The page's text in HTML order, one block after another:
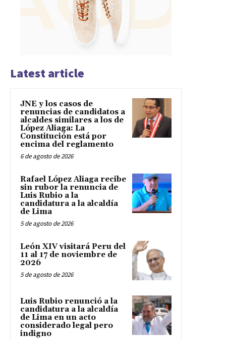
Latest article
JNE y los casos de
renuncias de candidatos a
alcaldes similares a los de
López Aliaga: La
Constitución está por
encima del reglamento
6 de agosto de 2026
Rafael López Aliaga recibe
sin rubor la renuncia de
Luis Rubio a la
candidatura a la alcaldía
de Lima
5 de agosto de 2026
León XIV visitará Peru del
11 al 17 de noviembre de
2026
5 de agosto de 2026
Luis Rubio renunció a la
candidatura a la alcaldía
de Lima en un acto
considerado legal pero
indigno